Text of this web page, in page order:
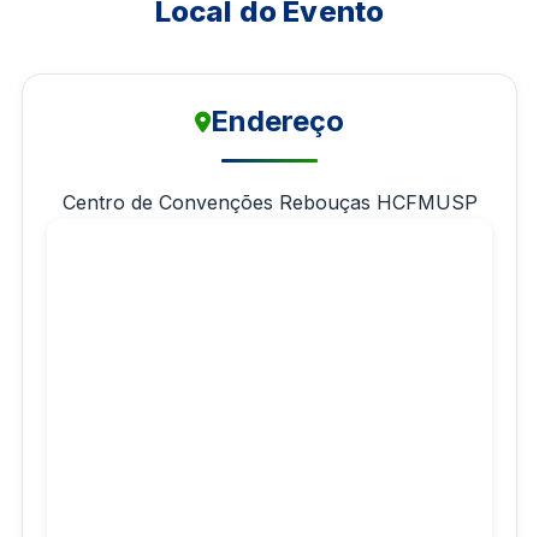
Local do Evento
Endereço
Centro de Convenções Rebouças HCFMUSP